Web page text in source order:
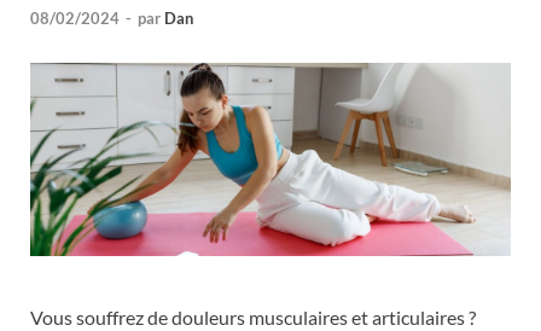
08/02/2024 - par Dan
Vous souffrez de douleurs musculaires et articulaires ?